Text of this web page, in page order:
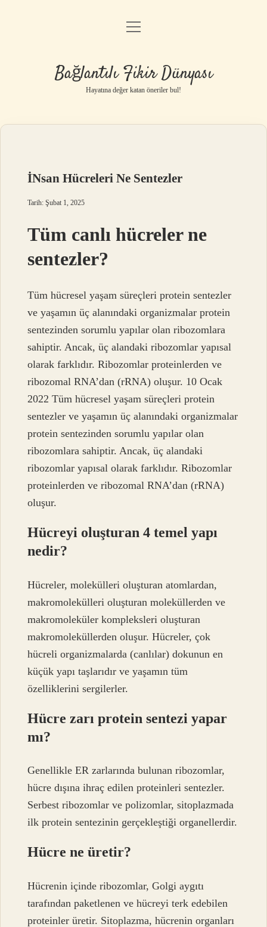
Anasayfa
Yasal Uyarı
menüyü
Bağlantılı Fikir Dünyası
Hayatına değer katan öneriler bul!
İNsan Hücreleri Ne Sentezler
Tarih: Şubat 1, 2025
Tüm canlı hücreler ne
sentezler?
Tüm hücresel yaşam süreçleri protein sentezler
ve yaşamın üç alanındaki organizmalar protein
sentezinden sorumlu yapılar olan ribozomlara
sahiptir. Ancak, üç alandaki ribozomlar yapısal
olarak farklıdır. Ribozomlar proteinlerden ve
ribozomal RNA’dan (rRNA) oluşur. 10 Ocak
2022 Tüm hücresel yaşam süreçleri protein
sentezler ve yaşamın üç alanındaki organizmalar
protein sentezinden sorumlu yapılar olan
ribozomlara sahiptir. Ancak, üç alandaki
ribozomlar yapısal olarak farklıdır. Ribozomlar
proteinlerden ve ribozomal RNA’dan (rRNA)
oluşur.
Hücreyi oluşturan 4 temel yapı
nedir?
Hücreler, molekülleri oluşturan atomlardan,
makromolekülleri oluşturan moleküllerden ve
makromoleküler kompleksleri oluşturan
makromoleküllerden oluşur. Hücreler, çok
hücreli organizmalarda (canlılar) dokunun en
küçük yapı taşlarıdır ve yaşamın tüm
özelliklerini sergilerler.
Hücre zarı protein sentezi yapar
mı?
Genellikle ER zarlarında bulunan ribozomlar,
hücre dışına ihraç edilen proteinleri sentezler.
Serbest ribozomlar ve polizomlar, sitoplazmada
ilk protein sentezinin gerçekleştiği organellerdir.
Hücre ne üretir?
Hücrenin içinde ribozomlar, Golgi aygıtı
tarafından paketlenen ve hücreyi terk edebilen
proteinler üretir. Sitoplazma, hücrenin organları